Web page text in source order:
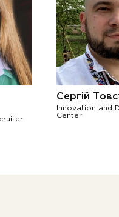
Сергій
Innovation and
Center